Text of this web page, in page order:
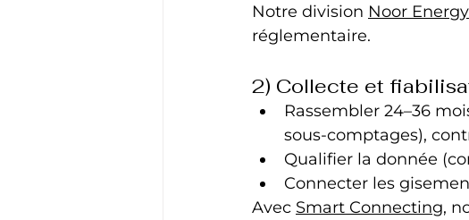
Notre division Noor Energy
réglementaire.
2) Collecte et
Rassembler 24–36
sous‑comptages),
Qualifier la donnée
Connecter les
Avec Smart Connecting,